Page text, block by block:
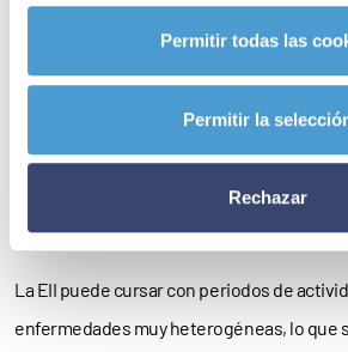
Permitir todas las
Permitir la
Rechazar
hacer todo lo que habías pensado”,
La
temprana en
La EII puede cursar con periodos de
enfermedades muy heterogéneas, lo que